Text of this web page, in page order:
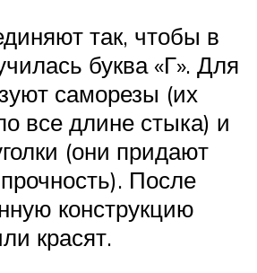
так, чтобы в
буква «Г». Для
саморезы (их
все длине стыка) и
(они придают
После
конструкцию
красят.